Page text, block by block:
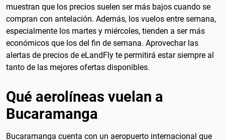
muestran que los precios suelen ser más bajos cuando se
compran con antelación. Además, los vuelos entre semana,
especialmente los martes y miércoles, tienden a ser más
económicos que los del fin de semana. Aprovechar las
alertas de precios de eLandFly te permitirá estar siempre al
tanto de las mejores ofertas disponibles.
Qué aerolíneas vuelan a
Bucaramanga
Bucaramanga cuenta con un aeropuerto internacional que